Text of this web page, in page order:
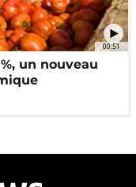
00:51
un nouveau